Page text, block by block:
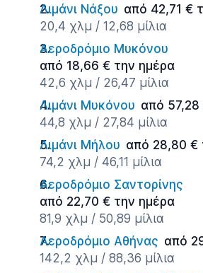
Λιμάνι Νάξου από 42,71 €
20,4 χλμ / 12,68 μίλια
Αεροδρόμιο Μυκόνου
από 18,66 € την ημέρα
42,6 χλμ / 26,47 μίλια
Λιμάνι Μυκόνου από 57,28
44,8 χλμ / 27,84 μίλια
Λιμάνι Μήλου από 28,80 €
74,2 χλμ / 46,11 μίλια
Αεροδρόμιο Σαντορίνης
από 22,70 € την ημέρα
81,9 χλμ / 50,89 μίλια
Αεροδρόμιο Αθήνας από
142,2 χλμ / 88,36 μίλια